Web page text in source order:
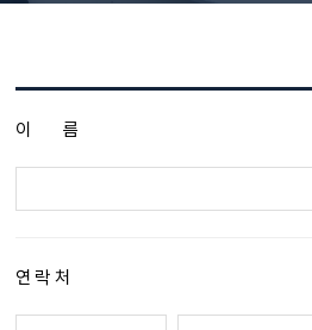
이 름
연 락 처